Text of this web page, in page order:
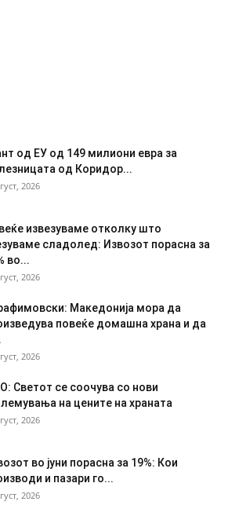
од ЕУ од 149 милиони евра за
од Коридор...
2026
извезуваме отколку што
сладолед: Извозот порасна за
во...
2026
Македонија мора да
повеќе домашна храна и да
2026
Светот се соочува со нови
на цените на храната
2026
во јуни порасна за 19%: Кои
и пазари го...
2026